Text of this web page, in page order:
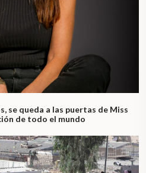
se queda a las puertas de Miss
de todo el mundo